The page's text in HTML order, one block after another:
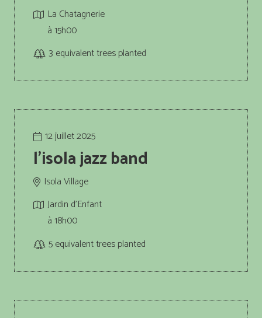
La Chatagnerie
à 15h00
3 equivalent trees planted
12 juillet 2025
l’isola jazz band
Isola Village
Jardin d'Enfant
à 18h00
5equivalent trees planted